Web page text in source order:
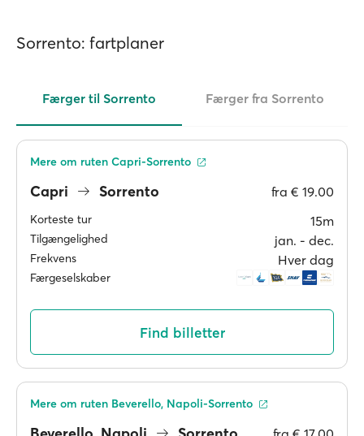
Sorrento: fartplaner
Færger til Sorrento Færger fra Sorrento
Capri Sorrento fra € 19.00
Korteste tur 15m
Tilgængelighed jan. ‐ dec.
Frekvens Hver dag
Færgeselskaber
Mere om ruten Capri-Sorrento
Find billetter
Mere om ruten Beverello, Napoli-Sorrento